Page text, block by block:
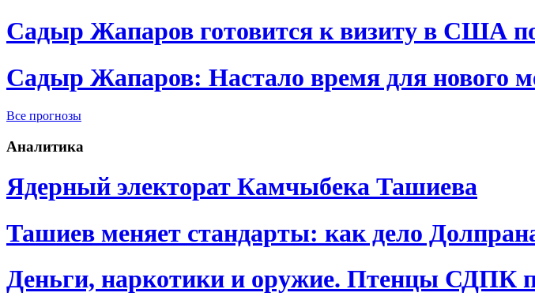
Садыр Жапаров готовится к визиту в США
Садыр Жапаров: Настало время для нового
Все прогнозы
Аналитика
Ядерный электорат Камчыбека Ташиева
Ташиев меняет стандарты: как дело
Деньги, наркотики и оружие. Птенцы СДПК